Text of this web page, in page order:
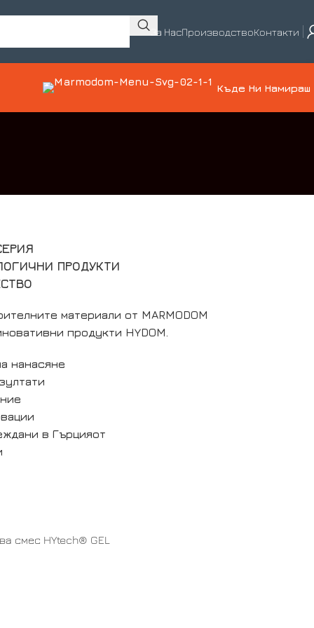
За НасПроизводствоКонтакти
Къде Ни Намираш
ПРОДУКТИ
материали от MARMODOM
продукти HYDOM.
нанасяне
в Гърцияот
смес HYtech® GEL